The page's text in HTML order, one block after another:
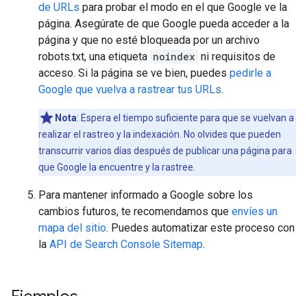
de URLs para probar el modo en el que Google ve la
página. Asegúrate de que Google pueda acceder a la
página y que no esté bloqueada por un archivo
robots.txt, una etiqueta noindex ni requisitos de
acceso. Si la página se ve bien, puedes pedirle a
Google que vuelva a rastrear tus URLs.
Nota: Espera el tiempo suficiente para que se vuelvan a
realizar el rastreo y la indexación. No olvides que pueden
transcurrir varios días después de publicar una página para
que Google la encuentre y la rastree.
Para mantener informado a Google sobre los
cambios futuros, te recomendamos que envíes un
mapa del sitio. Puedes automatizar este proceso con
la API de Search Console Sitemap.